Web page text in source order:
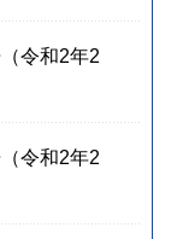
令和2年2
令和2年2